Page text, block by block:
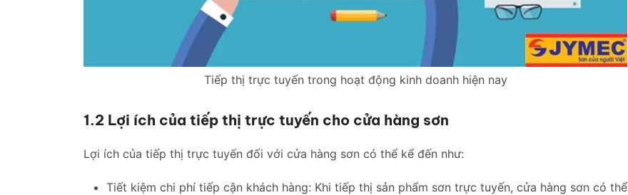
Tiếp thị trực tuyến trong hoạt động kinh doanh hiện nay
1.2 Lợi ích của tiếp thị trực tuyến cho cửa hàng sơn
Lợi ích của tiếp thị trực tuyến đối với cửa hàng sơn có thể kể đến như:
Tiết kiệm chi phí tiếp cận khách hàng: Khi tiếp thị sản phẩm sơn trực tuyến, cửa hàng sơn có thể